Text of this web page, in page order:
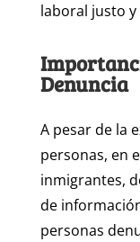
laboral justo
Denuncia
A pesar de la
personas, en
inmigrantes,
de
personas